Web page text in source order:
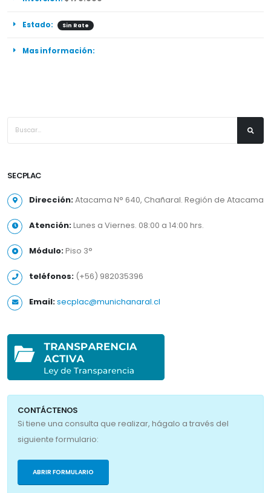
Estado: Sin Rate
Mas información:
SECPLAC
Dirección:Atacama N° 640, Chañaral. Región de Atacama
Atención:Lunes a Viernes. 08:00 a 14:00 hrs.
Módulo:Piso 3°
teléfonos: (+56) 982035396
Email:secplac@munichanaral.cl
CONTÁCTENOS
Si tiene una consulta que realizar, hágalo a través del
siguiente formulario:
ABRIR FORMULARIO